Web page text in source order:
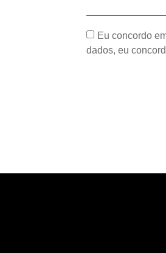
Eu concordo
dados, eu